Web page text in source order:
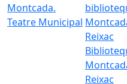
Teatre Municipal
Reixac